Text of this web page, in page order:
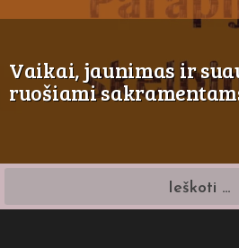
Vaikai, jaunimas ir
ruošiami